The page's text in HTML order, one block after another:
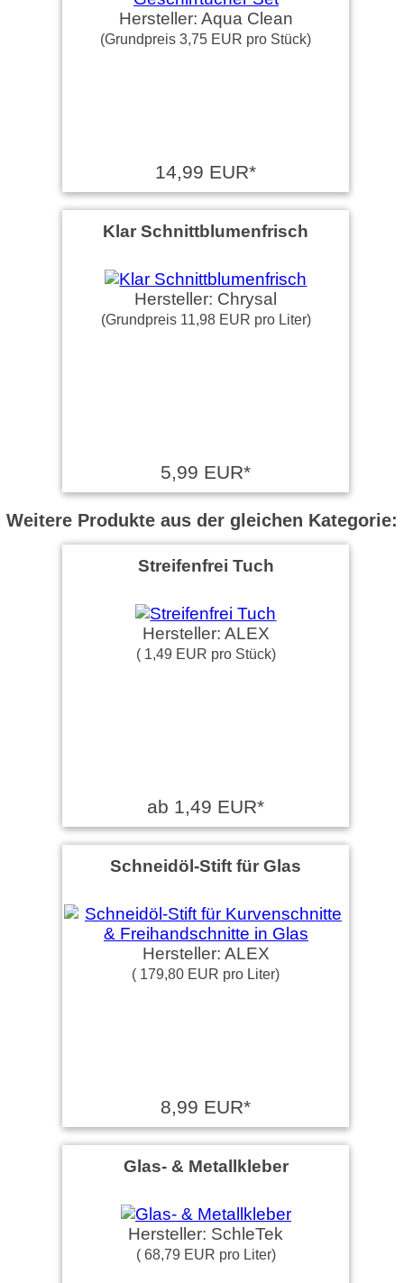
Hersteller: Aqua Clean
(Grundpreis 3,75 EUR pro Stück)
14,99 EUR*
Klar Schnittblumenfrisch
Hersteller: Chrysal
(Grundpreis 11,98 EUR pro Liter)
5,99 EUR*
Weitere Produkte aus der gleichen Kategorie:
Streifenfrei Tuch
Hersteller: ALEX
( 1,49 EUR pro Stück)
ab 1,49 EUR*
Schneidöl-Stift für Glas
Hersteller: ALEX
( 179,80 EUR pro Liter)
8,99 EUR*
Glas- & Metallkleber
Hersteller: SchleTek
( 68,79 EUR pro Liter)